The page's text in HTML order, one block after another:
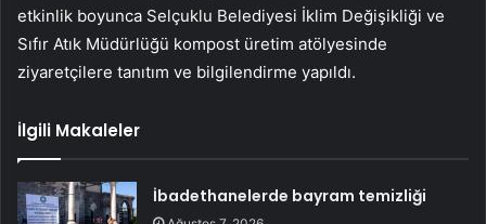
etkinlik boyunca Selçuklu Belediyesi İklim Değişikliği ve
Sıfır Atık Müdürlüğü kompost üretim atölyesinde
ziyaretçilere tanıtım ve bilgilendirme yapıldı.
İlgili Makaleler
İbadethanelerde bayram temizliği